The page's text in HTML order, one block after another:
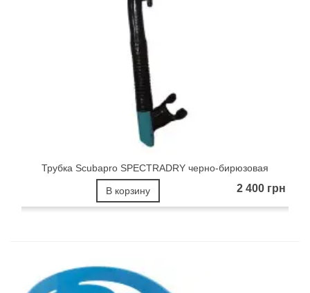
Трубка Scubapro SPECTRADRY черно-бирюзовая
2 400 грн
В корзину